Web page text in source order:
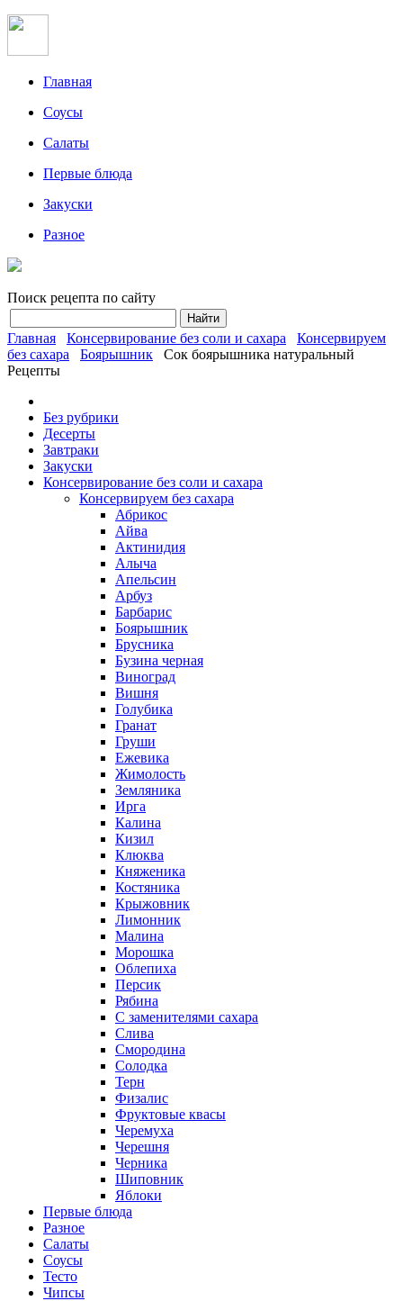
Главная
Соусы
Салаты
Первые блюда
Закуски
Разное
Поиск рецепта по сайту
Главная Консервирование без соли и сахара
Консервируем
без сахара
Боярышник
Сок боярышника натуральный
Рецепты
Без рубрики
Десерты
Завтраки
Закуски
Консервирование без соли и сахара
Консервируем без сахара
Абрикос
Айва
Актинидия
Алыча
Апельсин
Арбуз
Барбарис
Боярышник
Брусника
Бузина черная
Виноград
Вишня
Голубика
Гранат
Груши
Ежевика
Жимолость
Земляника
Ирга
Калина
Кизил
Клюква
Княженика
Костяника
Крыжовник
Лимонник
Малина
Морошка
Облепиха
Персик
Рябина
С заменителями сахара
Слива
Смородина
Солодка
Терн
Физалис
Фруктовые квасы
Черемуха
Черешня
Черника
Шиповник
Яблоки
Первые блюда
Разное
Салаты
Соусы
Тесто
Чипсы